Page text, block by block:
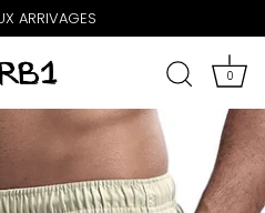
ARRIVAGES
0